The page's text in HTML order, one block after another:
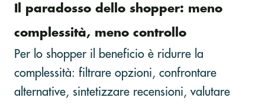
Il paradosso dello shopper: meno
complessità, meno controllo
Per lo shopper il beneficio è ridurre la
complessità: filtrare opzioni, confrontare
alternative, sintetizzare recensioni, valutare